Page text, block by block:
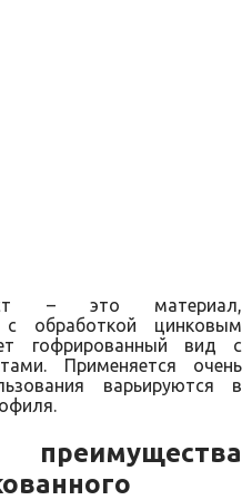
– это материал,
обработкой цинковым
гофрированный вид с
Применяется очень
варьируются в